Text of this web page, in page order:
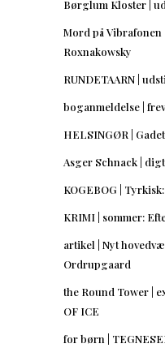
Børglum Kloster |
Mord på Vibrafonen
Roxnakowsky
RUNDETAARN |
boganmeldelse |
HELSINGØR |
Asger Schnack |
KOGEBOG |
KRIMI | sommer:
artikel | Nyt
Ordrupgaard
the Round Tower |
OF ICE
for børn |